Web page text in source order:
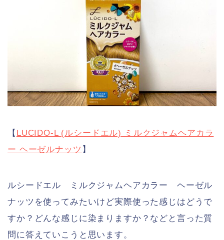
【 LUCIDO-L (ルシードエル) ミルクジャムヘアカラ
ー ヘーゼルナッツ 】
ルシードエル ミルクジャムヘアカラー ヘーゼル
ナッツを使ってみたいけど実際使った感じはどうで
すか？どんな感じに染まりますか？などと言った質
問に答えていこうと思います。